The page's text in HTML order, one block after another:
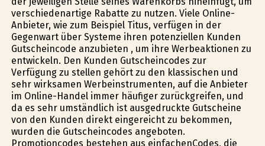
verschiedenartige Rabatte zu nutzen. Viele Online-
Anbieter, wie zum Beispiel Titus, verfügen in der
Gegenwart über Systeme ihren potenziellen Kunden
Gutscheincode anzubieten , um ihre Werbeaktionen zu
entwickeln. Den Kunden Gutscheincodes zur
Verfügung zu stellen gehört zu den klassischen und
sehr wirksamen Werbeinstrumenten, auf die Anbieter
im Online-Handel immer häufiger zurückgreifen, und
da es sehr umständlich ist ausgedruckte Gutscheine
von den Kunden direkt eingereicht zu bekommen,
wurden die Gutscheincodes angeboten.
Promotioncodes bestehen aus einfachenCodes, die